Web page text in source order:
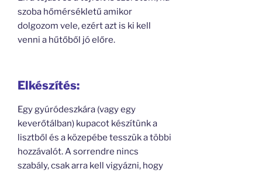
szoba hőmérsékletű amikor
dolgozom vele, ezért azt is ki kell
venni a hűtőből jó előre.
Elkészítés:
Egy gyúródeszkára (vagy egy
keverőtálban) kupacot készítünk a
lisztből és a közepébe tesszük a többi
hozzávalót. A sorrendre nincs
szabály, csak arra kell vigyázni, hogy